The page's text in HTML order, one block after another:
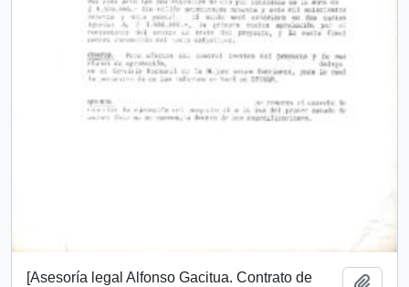
[Asesoría legal Alfonso Gacitua. Contrato de